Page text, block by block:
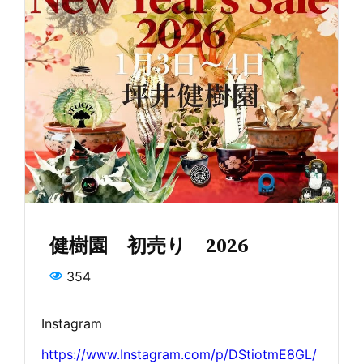
健樹園 初売り 2026
354
Instagram
https://www.Instagram.com/p/DStiotmE8GL/